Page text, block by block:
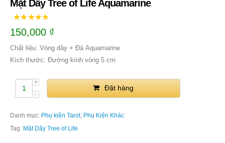
Mặt Dây Tree of Life Aquamarine
150,000 ₫
Chất liệu: Vòng dây + Đá Aquamarine
Kích thước: Đường kính vòng 5 cm
Đặt hàng
Danh mục: Phụ kiện Tarot, Phụ Kiện Khác
Tag: Mặt Dây Tree of Life